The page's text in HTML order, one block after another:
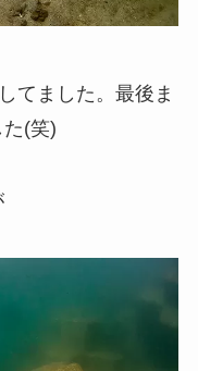
てました。最後ま
(笑)